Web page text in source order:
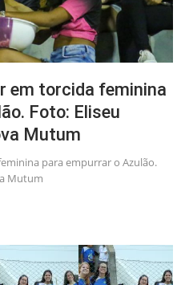
em torcida feminina
Foto: Eliseu
Mutum
para empurrar o Azulão.
Mutum